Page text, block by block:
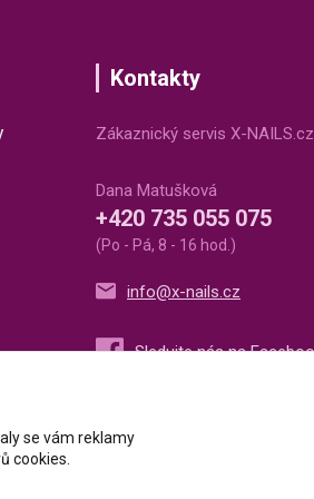
Kontakty
Zákaznický servis X-NAILS.cz
Dana Matušková
+420 735 055 075
(Po - Pá, 8 - 16 hod.)
info@x-nails.cz
se vám reklamy
cookies.